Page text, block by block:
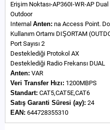
Erişim Noktası-AP360I-WR-AP
Outdoor
Internal Anten: na Access Point.
Kullanım Ortamı DIŞORTAM
Port Sayısı 2
Desteklediği Protokol AX
Desteklediği Radio Frekansı DUAL
Anten: VAR
Veri Transfer Hızı: 1200MBPS
Standart: CAT5,CAT5E,CAT6
Satış Garanti Süresi (ay): 24
EAN: 644728355310